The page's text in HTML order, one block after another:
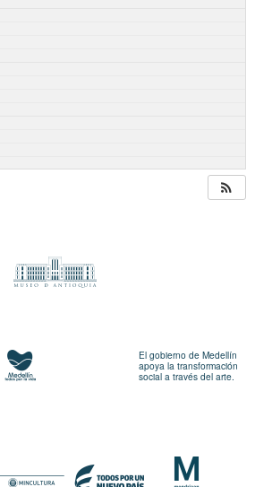
El gobierno de Medellín
apoya la transformación
social a través del arte.